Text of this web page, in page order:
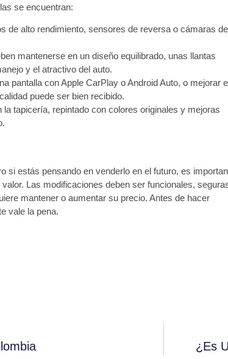
se encuentran:
de alto rendimiento, sensores de reversa o cámaras de
mantenerse en un diseño equilibrado, unas llantas
y el atractivo del auto.
pantalla con Apple CarPlay o Android Auto, o mejorar
puede ser bien recibido.
la tapicería, repintado con colores originales y mejoras
si estás pensando en venderlo en el futuro, es
Las modificaciones deben ser funcionales,
mantener o aumentar su precio. Antes de hacer
vale la pena.
¿Es